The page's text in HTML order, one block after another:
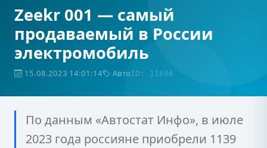
Zeekr 001 — самый
продаваемый в России
электромобиль
15.08.2023 14:01:14 АвтоID: 11686
По данным «Автостат Инфо», в июле
2023 года россияне приобрели 1139